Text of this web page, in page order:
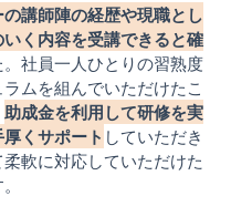
講師陣の経歴や現職とし
く内容を受講できると確
社員一人ひとりの習熟度
ムを組んでいただけたこ
助成金を利用して研修を実
くサポート していただき
軟に対応していただけた